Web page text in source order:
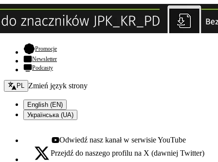
Promocje- otwiera się w nowej karcie
Newsletter
Podcasty
Zmień język - bieżący:
PL Zmień język strony
English (EN)
Українська (UA)
Youtube - otwiera się w nowej karcie
Odwiedź nasz kanał w serwisie YouTube
X - otwiera się w nowej karcie
Przejdź do naszego profilu na X (dawniej Twitter)